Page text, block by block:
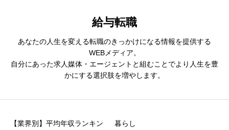
給与転職
あなたの人生を変える転職のきっかけになる情報を提供する
WEBメディア。
自分にあった求人媒体・エージェントと組むことでより人生を豊
かにする選択肢を増やします。
【業界別】平均年収ランキン
暮らし